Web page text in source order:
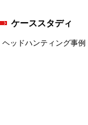
ケーススタディ
ヘッドハンティング事例